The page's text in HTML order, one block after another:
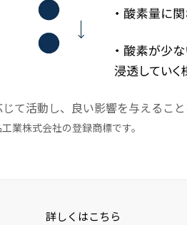
て活動し、良い影響を与えること
業株式会社の登録商標です。
詳しくはこちら